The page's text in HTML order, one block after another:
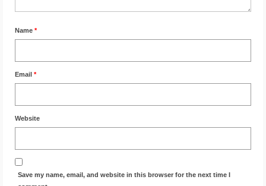
Name *
Email *
Website
Save my name, email, and website in this browser for the next time I